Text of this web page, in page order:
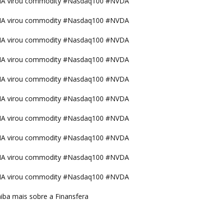
virou commodity #Nasdaq100 #NVDA
virou commodity #Nasdaq100 #NVDA
virou commodity #Nasdaq100 #NVDA
virou commodity #Nasdaq100 #NVDA
virou commodity #Nasdaq100 #NVDA
virou commodity #Nasdaq100 #NVDA
virou commodity #Nasdaq100 #NVDA
virou commodity #Nasdaq100 #NVDA
virou commodity #Nasdaq100 #NVDA
mais sobre a Finansfera